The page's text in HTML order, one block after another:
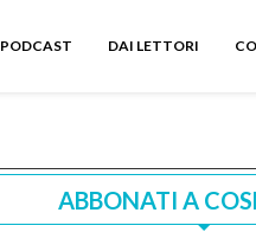
PODCAST DAI LETTORI
ABBONATI A